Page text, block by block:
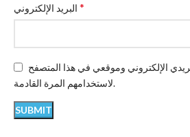
*
الإلكتروني وموقعي في هذا المتصفح
لاستخدامهم المرة القادمة.